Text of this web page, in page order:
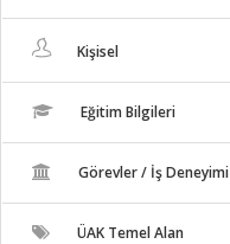
Kişisel
Eğitim Bilgileri
Görevler / İş Deneyimi
ÜAK Temel Alan